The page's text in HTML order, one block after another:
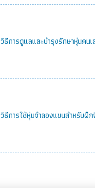
วิธีการดูแลและบำรุงรักษาหุ่นค
วิธีการใช้หุ่นจำลองแขนสำหรับฝึก